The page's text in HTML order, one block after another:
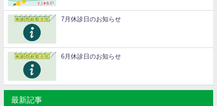
7月休診日のお知らせ
6月休診日のお知らせ
最新記事